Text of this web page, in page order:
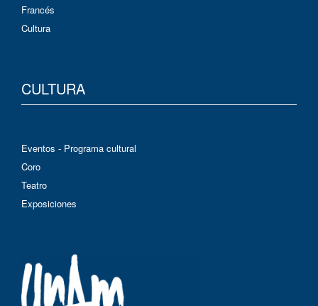
Francés
Cultura
CULTURA
Eventos - Programa cultural
Coro
Teatro
Exposiciones